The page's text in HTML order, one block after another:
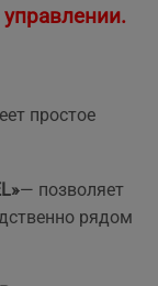
простое
— позволяет
рядом